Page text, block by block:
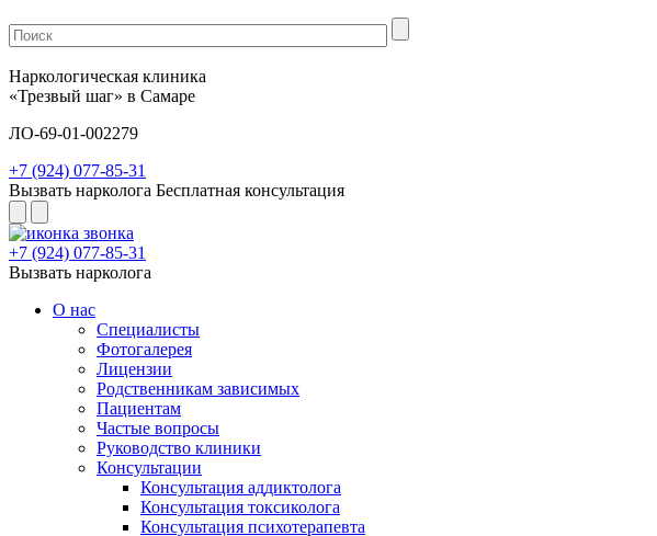
Наркологическая клиника
«Трезвый шаг» в Самаре
ЛО-69-01-002279
+7 (924) 077-85-31
Вызвать нарколога Бесплатная консультация
+7 (924) 077-85-31
Вызвать нарколога
О нас
Специалисты
Фотогалерея
Лицензии
Родственникам зависимых
Пациентам
Частые вопросы
Руководство клиники
Консультации
Консультация аддиктолога
Консультация токсиколога
Консультация психотерапевта